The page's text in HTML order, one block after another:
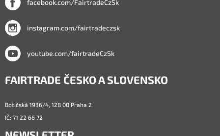
facebook.com/FairtradeCzSk
instagram.com/fairtradeczsk
youtube.com/fairtradeCzSk
FAIRTRADE ČESKO A SLOVENSKO
Botičská 1936/4, 128 00 Praha 2
IČ: 71 22 66 72